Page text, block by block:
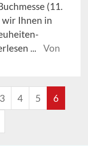
(11.
wir Ihnen in
...
Von
3 4 5 6